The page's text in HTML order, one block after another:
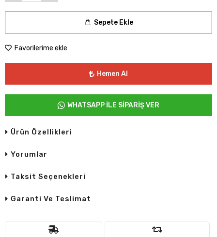
Sepete Ekle
Favorilerime ekle
Hemen Al
WHATSAPP İLE SİPARİŞ VER
Ürün Özellikleri
Yorumlar
Taksit Seçenekleri
Garanti Ve Teslimat